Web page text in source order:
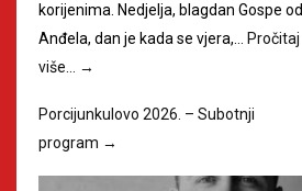
korijenima. Nedjelja, blagdan Gospe od
Anđela, dan je kada se vjera,… Pročitaj
više… →
Porcijunkulovo 2026. – Subotnji
program →